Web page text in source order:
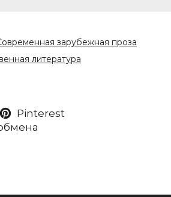
зарубежная проза
литература
Pinterest